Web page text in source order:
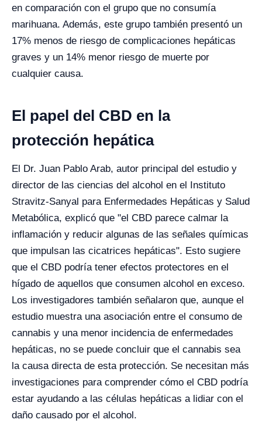
en comparación con el grupo que no consumía
marihuana. Además, este grupo también presentó un
17% menos de riesgo de complicaciones hepáticas
graves y un 14% menor riesgo de muerte por
cualquier causa.
El papel del CBD en la
protección hepática
El Dr. Juan Pablo Arab, autor principal del estudio y
director de las ciencias del alcohol en el Instituto
Stravitz-Sanyal para Enfermedades Hepáticas y Salud
Metabólica, explicó que "el CBD parece calmar la
inflamación y reducir algunas de las señales químicas
que impulsan las cicatrices hepáticas". Esto sugiere
que el CBD podría tener efectos protectores en el
hígado de aquellos que consumen alcohol en exceso.
Los investigadores también señalaron que, aunque el
estudio muestra una asociación entre el consumo de
cannabis y una menor incidencia de enfermedades
hepáticas, no se puede concluir que el cannabis sea
la causa directa de esta protección. Se necesitan más
investigaciones para comprender cómo el CBD podría
estar ayudando a las células hepáticas a lidiar con el
daño causado por el alcohol.